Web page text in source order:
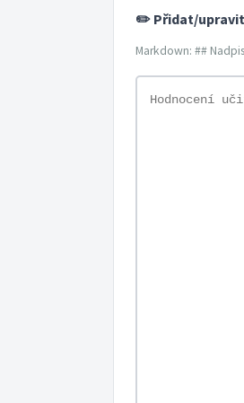
✏️ Přidat/
Markdown: ##